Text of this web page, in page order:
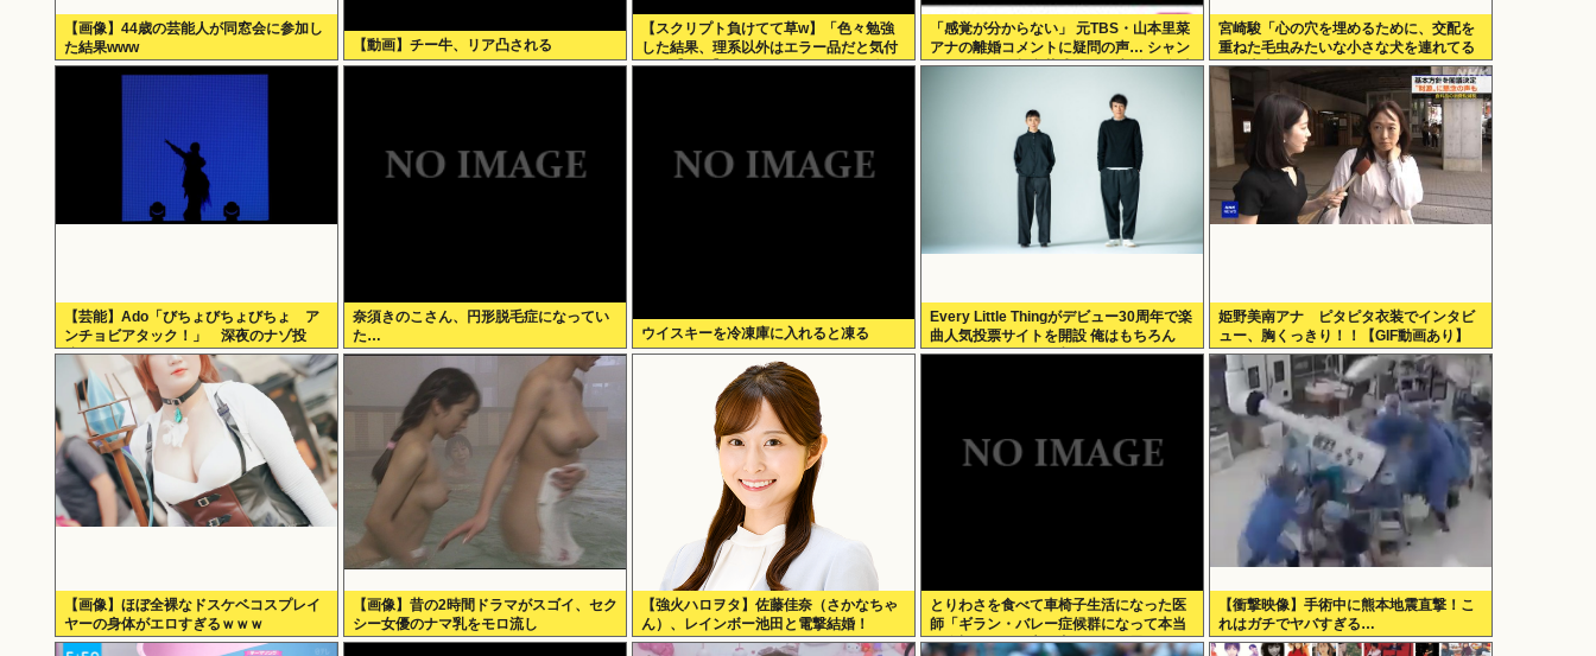
【画像】44歳の芸能人が同窓会に参加し
た結果www
【動画】チー牛、リア凸される
【スクリプト負けてて草w】「色々勉強
した結果、理系以外はエラー品だと気付
いた【ガチ】」について、もっと具体的
「感覚が分からない」 元TBS・山本里菜
アナの離婚コメントに疑問の声… シャン
パンタワーの超豪華式も結婚生活は4年半
宮崎駿「心の穴を埋めるために、交配を
重ねた毛虫みたいな小さな犬を連れてる
人、本当に醜い」←これどう思う？
【芸能】Ado「びちょびちょびちょ ア
ンチョビアタック！」 深夜のナゾ投
稿...
奈須きのこさん、円形脱毛症になってい
た…
ウイスキーを冷凍庫に入れると凍る
Every Little Thingがデビュー30周年で楽
曲人気投票サイトを開設 俺はもちろん
Face the Changeに入れてきたぞ
姫野美南アナ ピタピタ衣装でインタビ
ュー、胸くっきり！！【GIF動画あり】
【画像】ほぼ全裸なドスケベコスプレイ
ヤーの身体がエロすぎるｗｗｗ
【画像】昔の2時間ドラマがスゴイ、セク
シー女優のナマ乳をモロ流し
【強火ハロヲタ】佐藤佳奈（さかなちゃ
ん）、レインボー池田と電撃結婚！
とりわさを食べて車椅子生活になった医
師「ギラン・バレー症候群になって本当
に絶望。死んだ方が良かったと思った」
【衝撃映像】手術中に熊本地震直撃！こ
れはガチでヤバすぎる…